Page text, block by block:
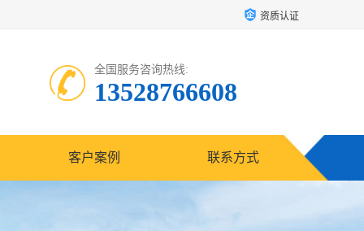
资质认证
全国服务咨询热线:
13528766608
客户案例 联系方式